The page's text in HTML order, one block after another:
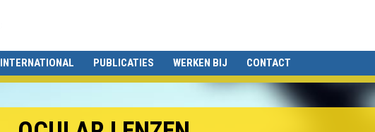
INTERNATIONAL PUBLICATIES WERKEN BIJ CONTACT